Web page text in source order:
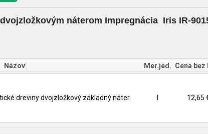
náterom Impregnácia Iris IR-
Názov Mer.jed. Cena bez
dreviny dvojzložkový základný náter 12,65